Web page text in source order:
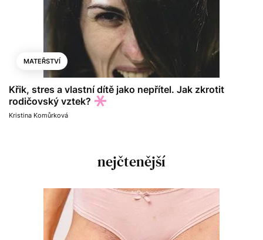
MATEŘSTVÍ
Křik, stres a vlastní dítě jako nepřítel. Jak zkrotit
rodičovský vztek?
Kristina Komůrková
nejčtenější